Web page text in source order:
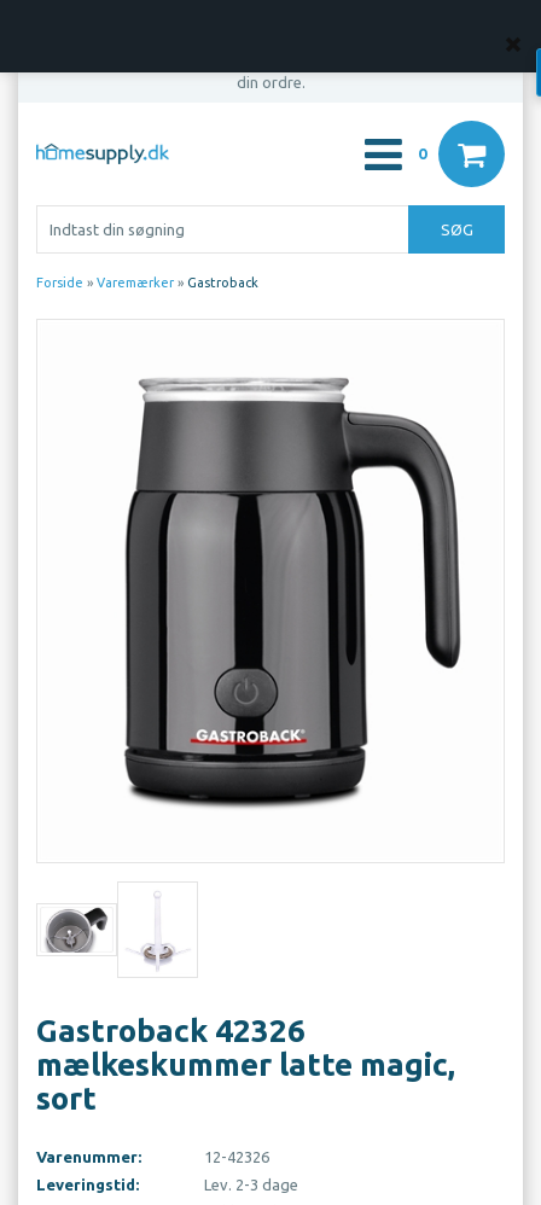
din ordre.
0
Forside » Varemærker » Gastroback
Gastroback 42326
mælkeskummer latte magic,
sort
Varenummer:
12-42326
Leveringstid:
Lev. 2-3 dage